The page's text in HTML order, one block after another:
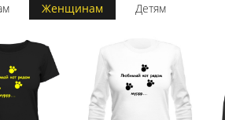
Женщинам Детям